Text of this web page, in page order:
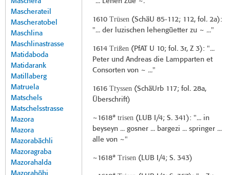
Mascherateil
Mascheratobel
Maschlina
Maschlinastrasse
Matidaboda
Matidarank
Matillaberg
Matruela
Matschels
Matschelsstrasse
Mazora
Mazora
Mazorabächli
Mazoragraba
Mazorahalda
1610 Trüsen(SchäU 85-112; 112, fol. 2a):
"... der luzischen lehengüetter zu ~ ..."
1614 Trißen( PfAT U 10; fol. 3r, Z 3): "...
Peter und Andreas die Lampparten et
Consorten von ~ ..."
1616 Tr̀yssen(SchäUrb 117; fol. 28a,
Überschrift)
~1618* trisen( LUB I/4; S. 341): "... in
beyseyn ... gosner ... bargezi ... springer ...
alle von ~"
~1618* Trisen( LUB I/4; S. 343)